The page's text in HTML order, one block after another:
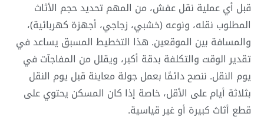
قبل أي عملية نقل عفش، من المهم تحديد حجم الأثاث
المطلوب نقله، ونوعه (خشبي، زجاجي، أجهزة كهربائية)،
والمسافة بين الموقعين. هذا التخطيط المسبق يساعد في
تقدير الوقت والتكلفة بدقة أكبر، ويقلل من المفاجآت في
يوم النقل. ننصح دائمًا بعمل جولة معاينة قبل يوم النقل
بثلاثة أيام على الأقل، خاصة إذا كان المسكن يحتوي على
قطع أثاث كبيرة أو غير قياسية.